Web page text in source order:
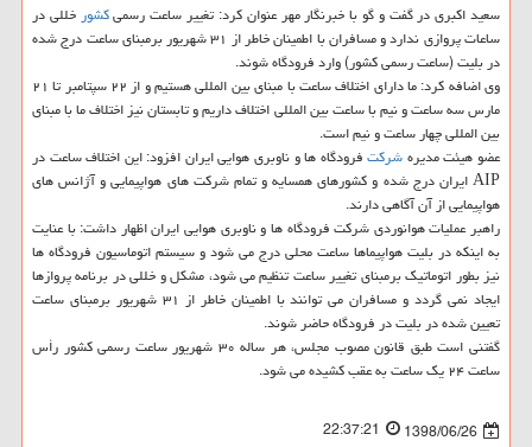
سعید اكبری در گفت و گو با خبرنگار مهر عنوان كرد: تغییر ساعت رسمیكشورخللی در
ساعات پروازی ندارد و مسافران با اطمینان خاطر از ۳۱ شهریور برمبنای ساعت درج شده
در بلیت (ساعت رسمی كشور) وارد فرودگاه شوند.
وی اضافه كرد: ما دارای اختلاف ساعت با مبنای بین المللی هستیم و از ۲۲ سپتامبر تا ۲۱
مارس سه ساعت و نیم با ساعت بین المللی اختلاف داریم و تابستان نیز اختلاف ما با مبنای
بین المللی چهار ساعت و نیم است.
عضو هیئت مدیرهشركتفرودگاه ها و ناوبری هوایی ایران افزود: این اختلاف ساعت در
AIP ایران درج شده و كشورهای همسایه و تمام شركت های هواپیمایی و آژانس های
هواپیمایی از آن آگاهی دارند.
راهبر عملیات هوانوردی شركت فرودگاه ها و ناوبری هوایی ایران اظهار داشت: با عنایت
به اینكه در بلیت هواپیماها ساعت محلی درج می شود و سیستم اتوماسیون فرودگاه ها
نیز بطور اتوماتیك برمبنای تغییر ساعت تنظیم می شود، مشكل و خللی در برنامه پروازها
ایجاد نمی گردد و مسافران می توانند با اطمینان خاطر از ۳۱ شهریور برمبنای ساعت
تعیین شده در بلیت در فرودگاه حاضر شوند.
گفتنی است طبق قانون مصوب مجلس، هر ساله ۳۰ شهریور ساعت رسمی كشور رأس
ساعت ۲۴ یك ساعت به عقب كشیده می شود.
1398/06/26
22:37:21